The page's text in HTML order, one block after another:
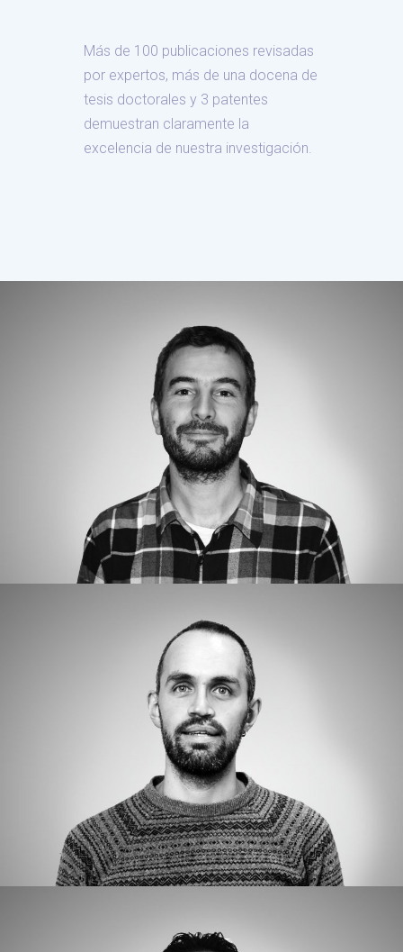
Más de 100 publicaciones revisadas
por expertos, más de una docena de
tesis doctorales y 3 patentes
demuestran claramente la
excelencia de nuestra investigación.